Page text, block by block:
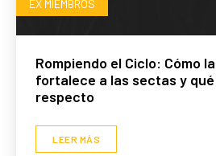
EX MIEMBROS
Rompiendo el Ciclo: Cómo
fortalece a las sectas y
respecto
LEER MÁS